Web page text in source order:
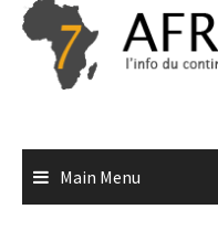
Skip
content
Main Menu